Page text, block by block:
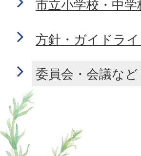
市立小学校・中学
方針・ガイドラ
委員会・会議など